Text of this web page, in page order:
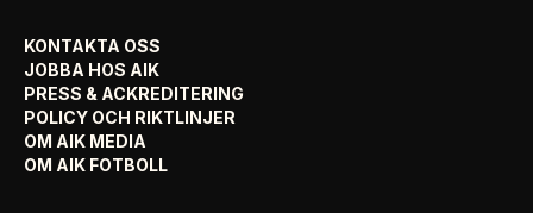
KONTAKTA OSS
JOBBA HOS AIK
PRESS & ACKREDITERING
POLICY OCH RIKTLINJER
OM AIK MEDIA
OM AIK FOTBOLL